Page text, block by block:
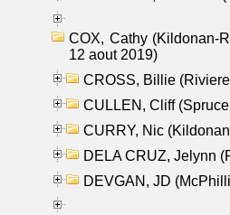
COX, Cathy (Kildonan-
12 aout 2019)
CROSS, Billie
CULLEN, Cliff
CURRY, Nic
DELA CRUZ, Jelynn
DEVGAN, JD